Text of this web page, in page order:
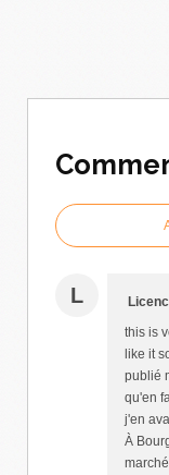
L
this is
like it
publié
qu'en
j'en
À